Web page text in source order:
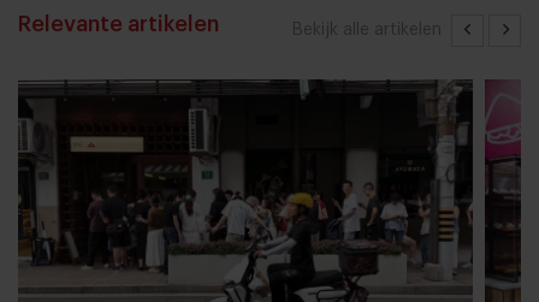
Bekijk alle artikelen
Relevante artikelen